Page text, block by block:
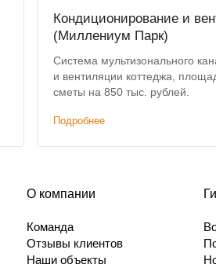
Кондиционирование и
(Миллениум Парк)
Система мультизонального
и вентиляции коттеджа,
сметы на 850 тыс. рублей.
Подробнее
О компании
Команда
Отзывы клиентов
Наши объекты